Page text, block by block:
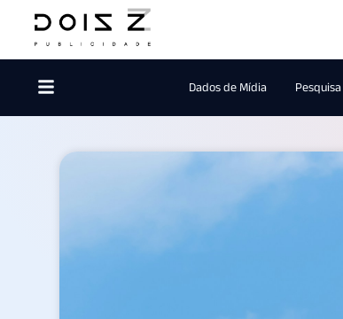
Dados de Mídia Pesquisa